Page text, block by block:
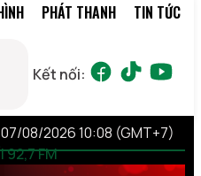
PHÁT THANH TIN TỨC
Kết nối:
92,7 FM
08/2026 10:08 (GMT+7)